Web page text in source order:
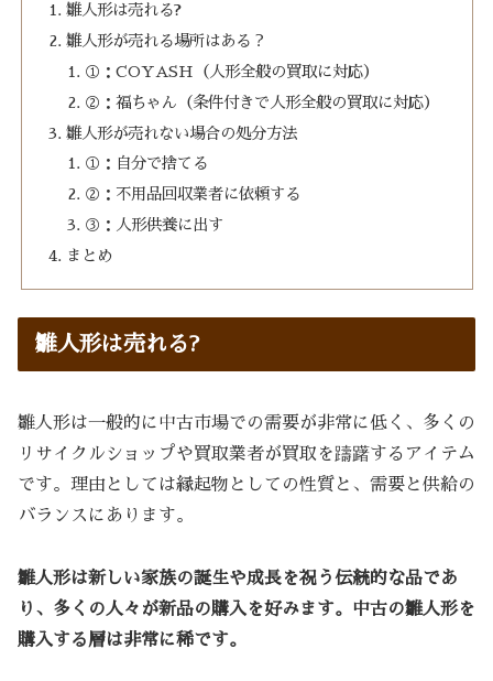
雛人形は売れる?
雛人形が売れる場所はある？
①：COYASH（人形全般の買取に対応）
②：福ちゃん（条件付きで人形全般の買取に対応）
雛人形が売れない場合の処分方法
①：自分で捨てる
②：不用品回収業者に依頼する
③：人形供養に出す
まとめ
雛人形は売れる?
雛人形は一般的に中古市場での需要が非常に低く、多くの
リサイクルショップや買取業者が買取を躊躇するアイテム
です。理由としては縁起物としての性質と、需要と供給の
バランスにあります。
雛人形は新しい家族の誕生や成長を祝う伝統的な品であ
り、多くの人々が新品の購入を好みます。中古の雛人形を
購入する層は非常に稀です。